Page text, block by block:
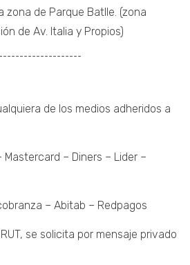
zona de Parque Batlle. (zona
de Av. Italia y Propios)
de los medios adheridos a
Mastercard – Diners – Lider –
– Abitab – Redpagos
se solicita por mensaje privado